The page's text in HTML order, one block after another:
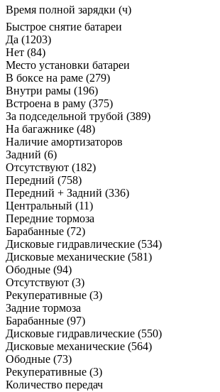
Время полной зарядки (ч)
Быстрое снятие батареи
Да (1203)
Нет (84)
Место установки батареи
В боксе на раме (279)
Внутри рамы (196)
Встроена в раму (375)
За подседельной трубой (389)
На багажнике (48)
Наличие амортизаторов
Задний (6)
Отсутствуют (182)
Передний (758)
Передний + Задний (336)
Центральный (11)
Передние тормоза
Барабанные (72)
Дисковые гидравлические (534)
Дисковые механические (581)
Ободные (94)
Отсутствуют (3)
Рекуперативные (3)
Задние тормоза
Барабанные (97)
Дисковые гидравлические (550)
Дисковые механические (564)
Ободные (73)
Рекуперативные (3)
Количество передач